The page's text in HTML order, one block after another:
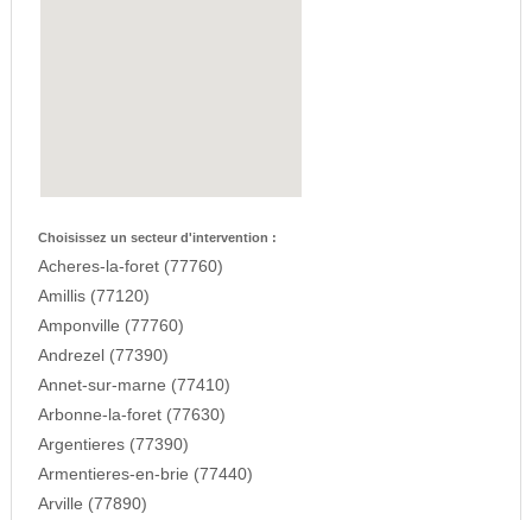
Choisissez un secteur d'intervention :
Acheres-la-foret (77760)
Amillis (77120)
Amponville (77760)
Andrezel (77390)
Annet-sur-marne (77410)
Arbonne-la-foret (77630)
Argentieres (77390)
Armentieres-en-brie (77440)
Arville (77890)